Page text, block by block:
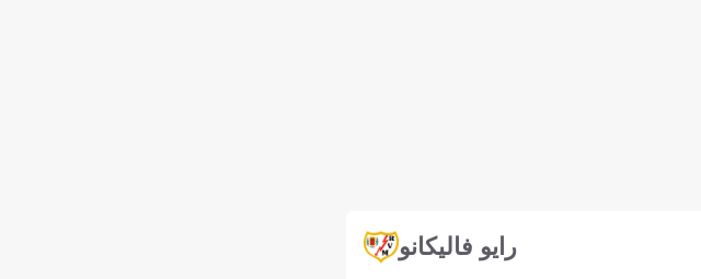
رايو فاليكانو